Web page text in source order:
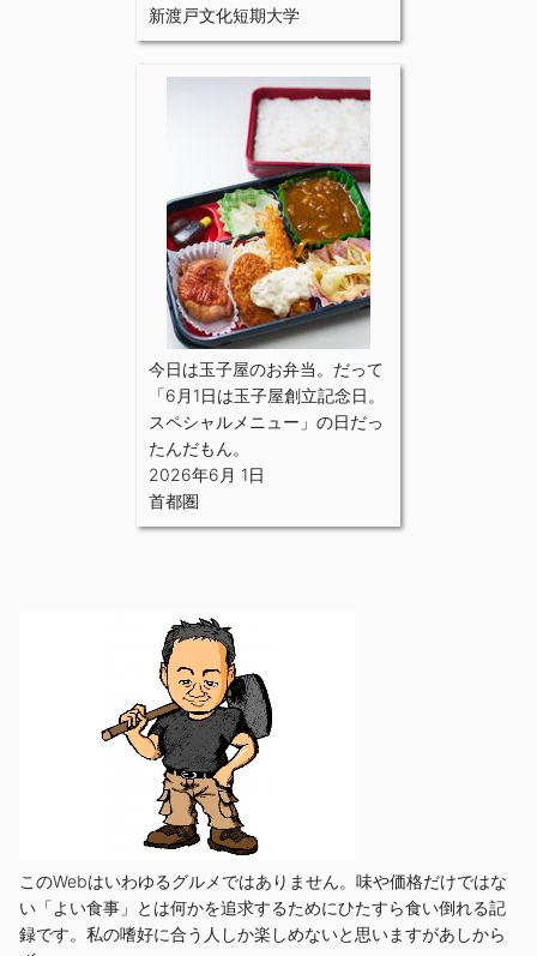
新渡戸文化短期大学
今日は玉子屋のお弁当。だって
「6月1日は玉子屋創立記念日。
スペシャルメニュー」の日だっ
たんだもん。
2026年6月 1日
首都圏
このWebはいわゆるグルメではありません。味や価格だけではな
い「よい食事」とは何かを追求するためにひたすら食い倒れる記
録です。私の嗜好に合う人しか楽しめないと思いますがあしから